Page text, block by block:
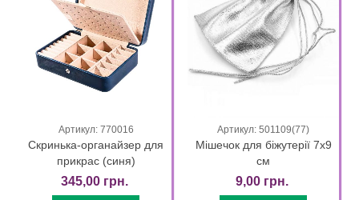
Артикул: 770016
Скринька-органайзер для
прикрас (синя)
345,00 грн.
Артикул: 501109(77)
Мішечок для біжутерії 7х9
см
9,00 грн.